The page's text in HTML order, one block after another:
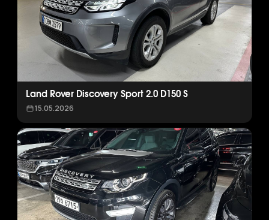
Land Rover Discovery Sport 2.0 D150 S
15.05.2026